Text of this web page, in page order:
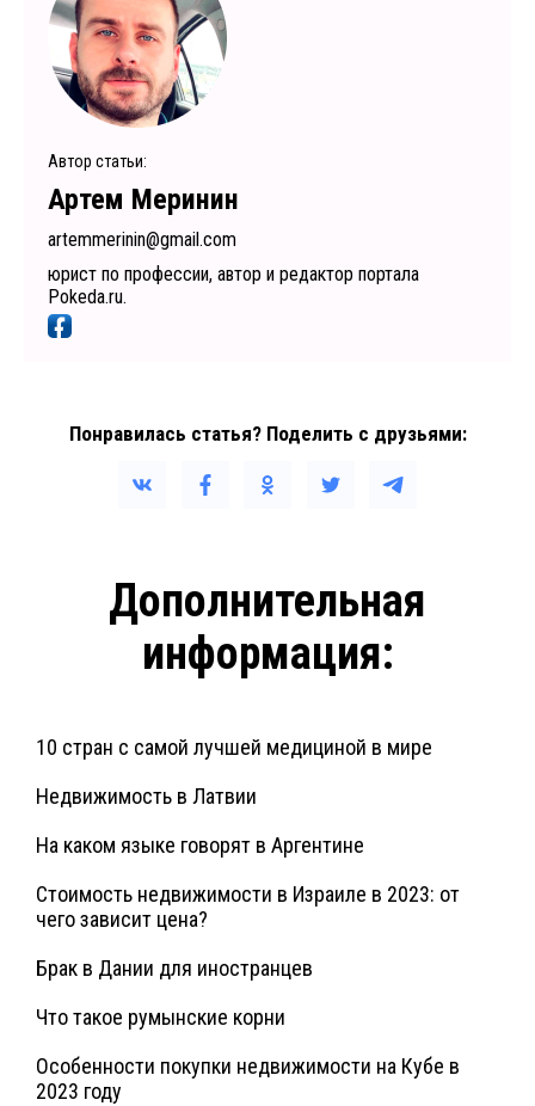
Автор статьи:
Артем Меринин
artemmerinin@gmail.com
юрист по профессии, автор и редактор портала
Pokeda.ru.
Понравилась статья? Поделить с друзьями:
Дополнительная
информация:
10 стран с самой лучшей медициной в мире
Недвижимость в Латвии
На каком языке говорят в Аргентине
Стоимость недвижимости в Израиле в 2023: от
чего зависит цена?
Брак в Дании для иностранцев
Что такое румынские корни
Особенности покупки недвижимости на Кубе в
2023 году